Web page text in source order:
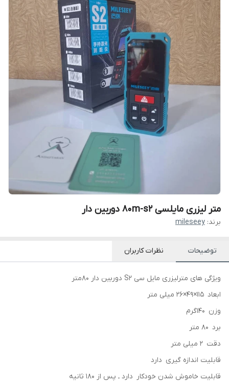
متر لیزری مایلسی 80m-s2 دوربین دار
برند: mileseey
توضیحات نظرات کاربران
ویژگی های مترلیزری مایل سی S2 دوربین دار 80متر
ابعاد 115×49×26 میلی متر
وزن 140گرم
برد 80 متر
دقت 2 میلی متر
قابلیت اندازه گیری دارد
قابلیت خاموش شدن خودکار دارد ـ پس از 180 ثانیه